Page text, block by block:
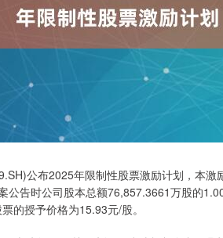
公布2025年限制性股票激励计划，本激
公告时公司股本总额76,857.3661万股的
的授予价格为15.93元/股。